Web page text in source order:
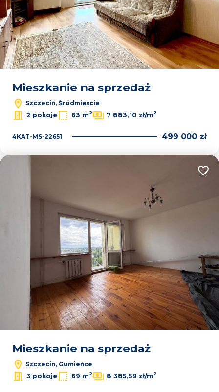
Mieszkanie na sprzedaż
Szczecin, Śródmieście
2 pokoje
63 m2 7 883,10 zł/m2
4KAT-MS-22651 499 000 zł
Mieszkanie na sprzedaż
Szczecin, Gumieńce
3 pokoje
69 m2 8 385,59 zł/m2